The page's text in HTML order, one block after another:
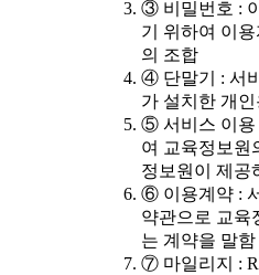
③ 비밀번호 :
기 위하여 이
의 조합
④ 단말기 : 서
가 설치한 개인
⑤ 서비스 이용
여 교육정보원
정보원이 제공
⑥ 이용계약 :
약관으로 교육
는 계약을 말함
⑦ 마일리지 :